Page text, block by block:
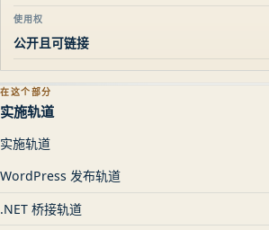
使用权
公开且可链接
在这个部分
实施轨道
实施轨道
WordPress 发布轨道
.NET 桥接轨道